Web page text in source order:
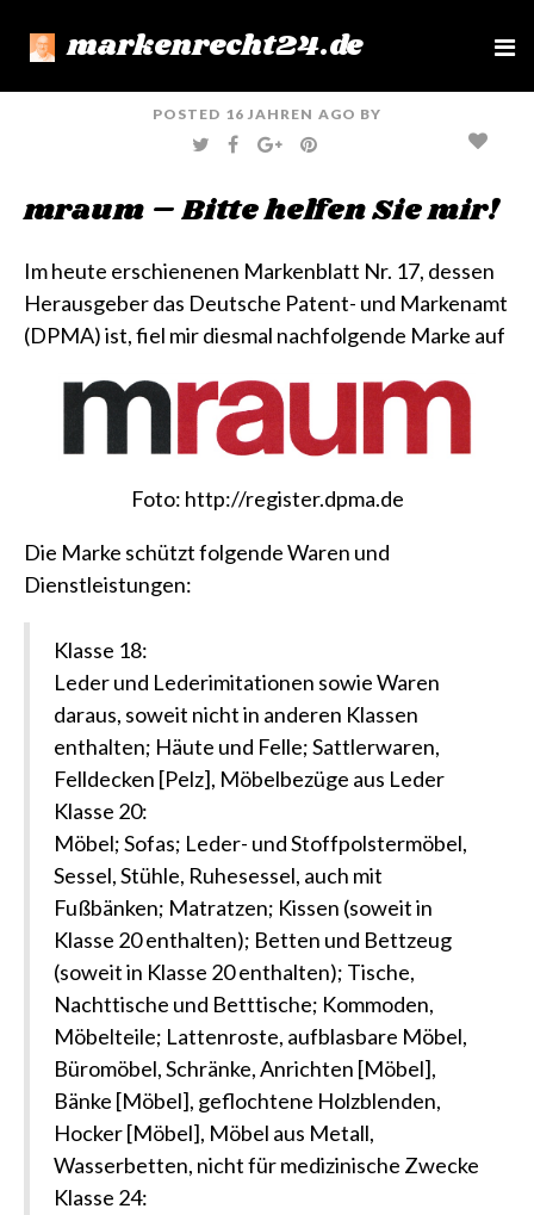
markenrecht24.de
e
POSTED 16 JAHREN AGO BY
T
W
T
E
F
A
B
O
G
O
E
P
I
E
R
mraum – Bitte helfen Sie mir!
Im heute erschienenen Markenblatt Nr. 17, dessen
Herausgeber das Deutsche Patent- und Markenamt
(DPMA) ist, fiel mir diesmal nachfolgende Marke auf
Foto: http://register.dpma.de
Die Marke schützt folgende Waren und
Dienstleistungen:
Klasse 18:
Leder und Lederimitationen sowie Waren
daraus, soweit nicht in anderen Klassen
enthalten; Häute und Felle; Sattlerwaren,
Felldecken [Pelz], Möbelbezüge aus Leder
Klasse 20:
Möbel; Sofas; Leder- und Stoffpolstermöbel,
Sessel, Stühle, Ruhesessel, auch mit
Fußbänken; Matratzen; Kissen (soweit in
Klasse 20 enthalten); Betten und Bettzeug
(soweit in Klasse 20 enthalten); Tische,
Nachttische und Betttische; Kommoden,
Möbelteile; Lattenroste, aufblasbare Möbel,
Büromöbel, Schränke, Anrichten [Möbel],
Bänke [Möbel], geflochtene Holzblenden,
Hocker [Möbel], Möbel aus Metall,
Wasserbetten, nicht für medizinische Zwecke
Klasse 24: